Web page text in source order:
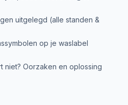
uitgelegd (alle standen &
op je waslabel
niet? Oorzaken en oplossing